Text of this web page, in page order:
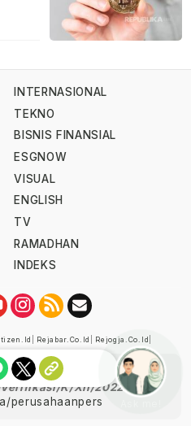
INTERNASIONAL
TEKNO
BISNIS FINANSIAL
ESGNOW
VISUAL
ENGLISH
TV
RAMADHAN
INDEKS
Rejabar.co.id Rejogja.co.id
oleh Dewan Pers
K/XII/2022
perusahaanpers